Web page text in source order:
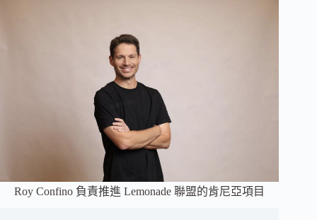
Roy Confino 負責推進 Lemonade 聯盟的肯尼亞項目